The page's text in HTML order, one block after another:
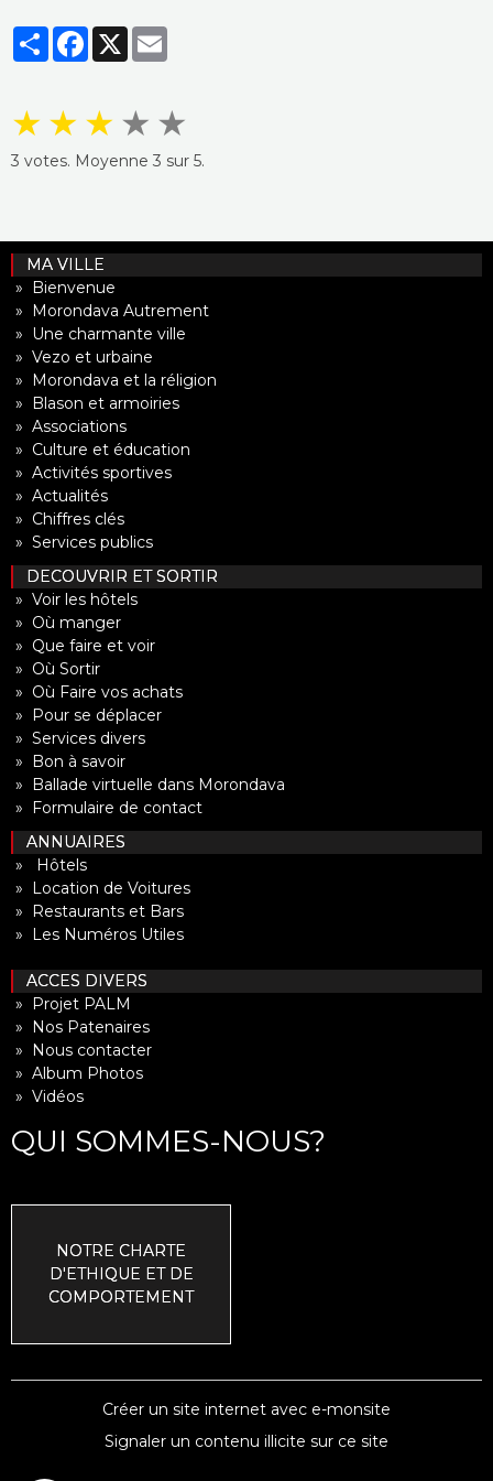
PartagerFacebook
X
★ ★ ★ ★ ★
3 votes. Moyenne 3 sur 5.
MA VILLE
» Bienvenue
» Morondava Autrement
» Une charmante ville
» Vezo et urbaine
» Morondava et la réligion
» Blason et armoiries
» Associations
» Culture et éducation
» Activités sportives
» Actualités
» Chiffres clés
» Services publics
DECOUVRIR ET SORTIR
» Voir les hôtels
» Où manger
» Que faire et voir
» Où Sortir
» Où Faire vos achats
» Pour se déplacer
» Services divers
» Bon à savoir
» Ballade virtuelle dans Morondava
» Formulaire de contact
ANNUAIRES
» Hôtels
» Location de Voitures
» Restaurants et Bars
» Les Numéros Utiles
ACCES DIVERS
» Projet PALM
» Nos Patenaires
» Nous contacter
» Album Photos
» Vidéos
QUI SOMMES-NOUS?
NOTRE CHARTE
D'ETHIQUE ET DE
COMPORTEMENT
Créer un site internet avec e-monsite
Signaler un contenu illicite sur ce site